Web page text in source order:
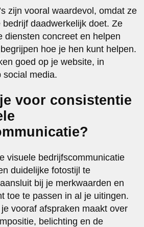
zijn vooral waardevol, omdat ze
bedrijf daadwerkelijk doet. Ze
diensten concreet en helpen
hoe je hen kunt helpen.
goed op je website, in
social media.
voor consistentie
visuele bedrijfscommunicatie
duidelijke fotostijl te
bij je merkwaarden en
toe te passen in al je uitingen.
vooraf afspraken maakt over
belichting en de